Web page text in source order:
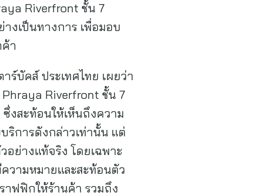
Riverfront ชั้น 7
งเป็นทางการ เพื่อมอบ
า
บัคส์ ประเทศไทย เผยว่า
Riverfront ชั้น 7
งสะท้อนให้เห็นถึงความ
ริการดังกล่าวเท่านั้น แต่
อย่างแท้จริง โดยเฉพาะ
วามหมายและสะท้อนตัว
าฟฟิกให้ร้านค้า รวมถึง